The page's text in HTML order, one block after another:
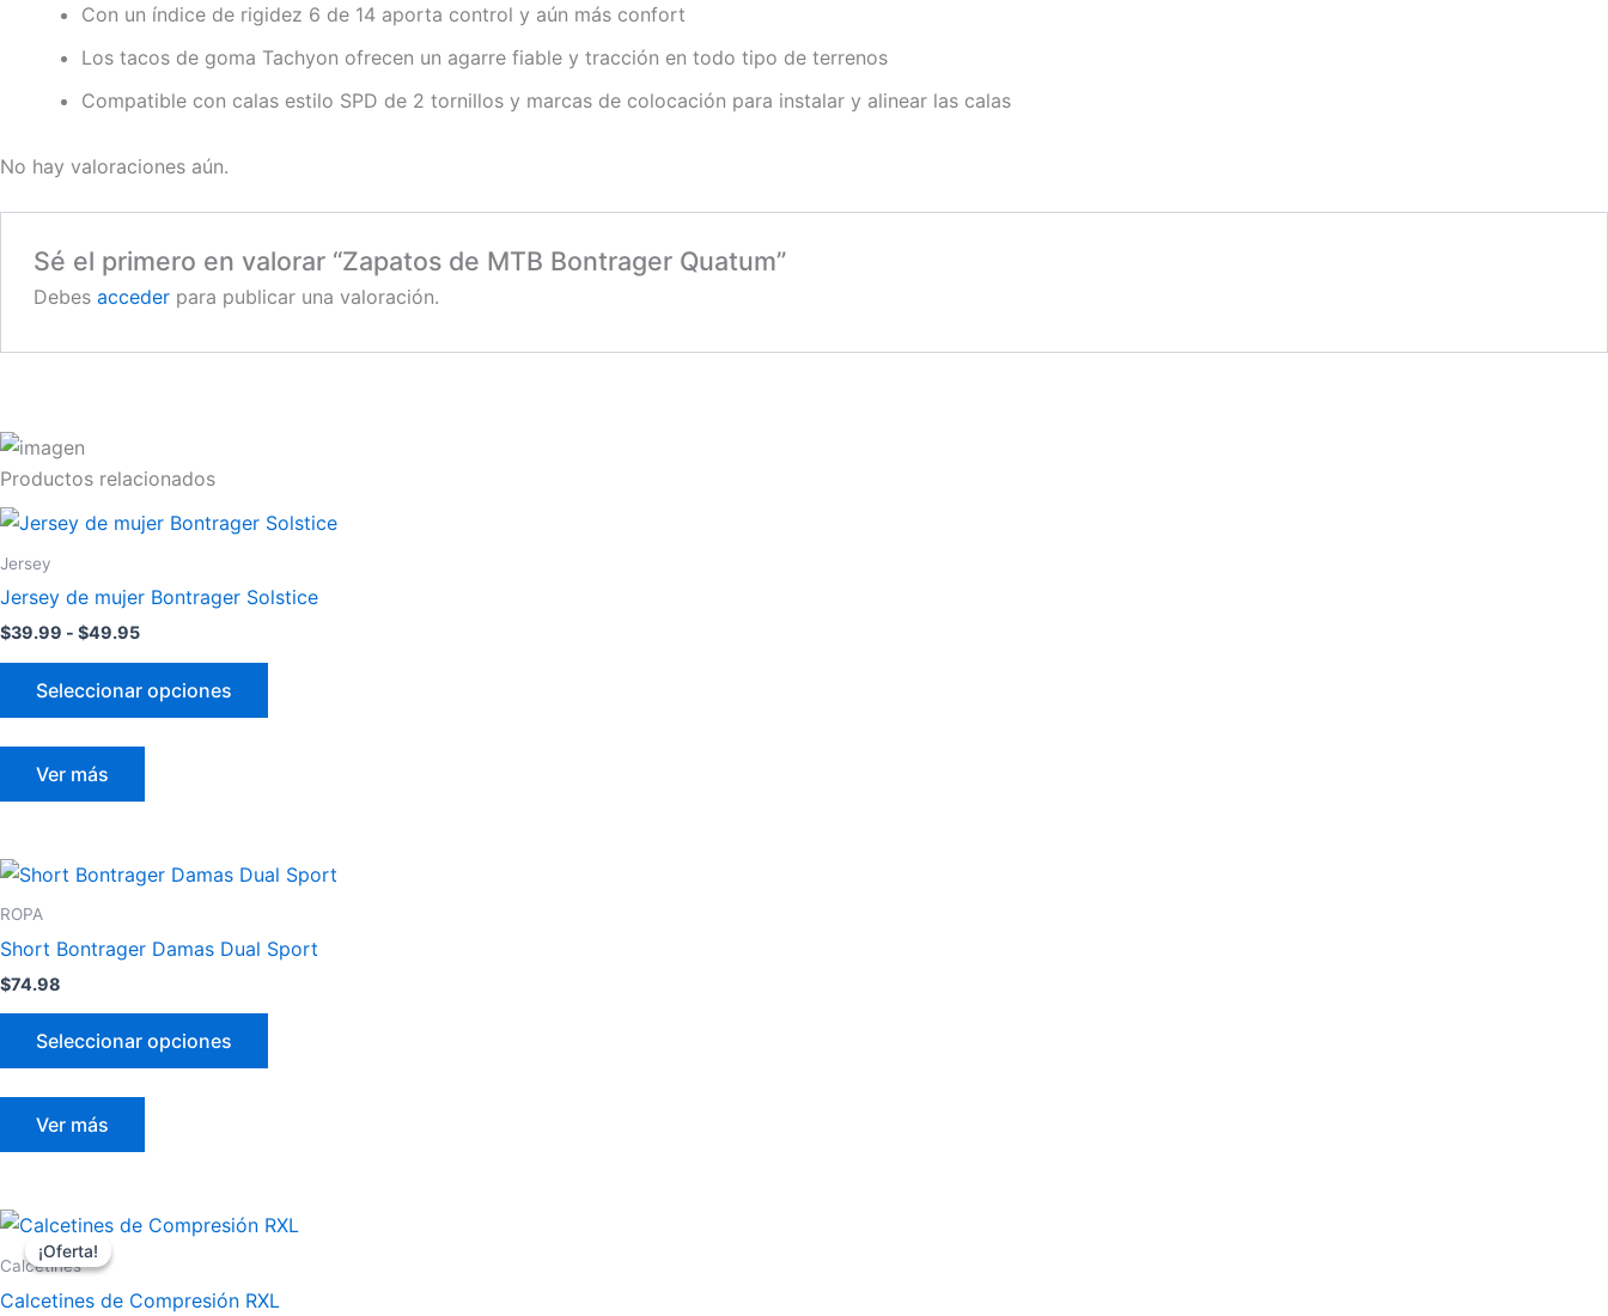
Con un índice de rigidez 6 de 14 aporta control y aún más confort
Los tacos de goma Tachyon ofrecen un agarre fiable y tracción en todo tipo de terrenos
Compatible con calas estilo SPD de 2 tornillos y marcas de colocación para instalar y alinear las calas
No hay valoraciones aún.
Sé el primero en valorar “Zapatos de MTB Bontrager Quatum”
Debes accederpara publicar una valoración.
Productos relacionados
Jersey
Jersey de mujer Bontrager Solstice
$39.99 - $49.95
Rango
de
$39.99
Seleccionar opciones
Este
la
página
producto
Ver más
ROPA
Short Bontrager Damas Dual Sport
$74.98
Seleccionar opciones
Este
múltiples
la
producto
Ver más
¡Oferta!
¡Oferta!
Calcetines
Calcetines de Compresión RXL
El
precio
original
$59.85.
El
precio
$46.98.
Este